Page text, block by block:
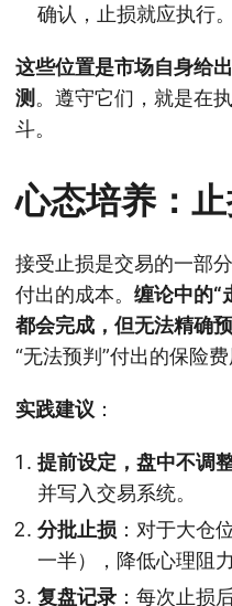
确认，止损就应执行。
这些位置是市场自身给
测 。遵守它们，就是在
斗。
心态培养：
接受止损是交易的一部
付出的成本。 缠论中的“
都会完成，但无法精确
“无法预判”付出的保险费
实践建议 ：
提前设定，盘中不调
并写入交易系统。
分批止损 ：对于大仓
一半），降低心理阻力
复盘记录 ：每次止损